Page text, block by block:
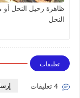
ظاهرة رحيل النحل
النحل
تعليقات